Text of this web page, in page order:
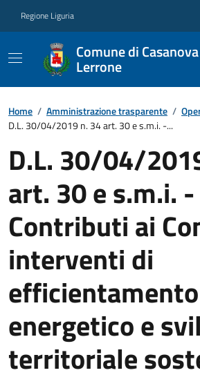
Regione Liguria
Comune di Casanova
Lerrone
Home / Amministrazione trasparente /
D.L. 30/04/2019 n. 34 art. 30 e s.m.i. -...
D.L. 30/04/
art. 30 e s.m.i. -
Contributi ai
interventi di
efficientamento
energetico e
territoriale